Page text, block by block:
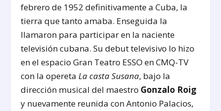
febrero de 1952 definitivamente a Cuba, la
tierra que tanto amaba. Enseguida la
llamaron para participar en la naciente
televisión cubana. Su debut televisivo lo hizo
en el espacio Gran Teatro ESSO en CMQ-TV
con la operetaLa casta Susana, bajo la
dirección musical del maestro Gonzalo Roig
y nuevamente reunida con Antonio Palacios,